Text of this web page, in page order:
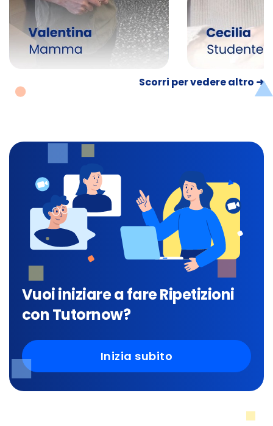
Scorri per vedere altro ➜
Vuoi iniziare a fare Ripetizioni
con Tutornow?
Inizia subito